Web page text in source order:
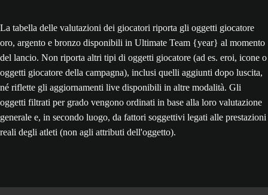
La tabella delle valutazioni dei giocatori riporta gli oggetti giocatore
oro, argento e bronzo disponibili in Ultimate Team {year} al momento
del lancio. Non riporta altri tipi di oggetti giocatore (ad es. eroi, icone o
oggetti giocatore della campagna), inclusi quelli aggiunti dopo luscita,
né riflette gli aggiornamenti live disponibili in altre modalità. Gli
oggetti filtrati per grado vengono ordinati in base alla loro valutazione
generale e, in secondo luogo, da fattori soggettivi legati alle prestazioni
reali degli atleti (non agli attributi dell'oggetto).